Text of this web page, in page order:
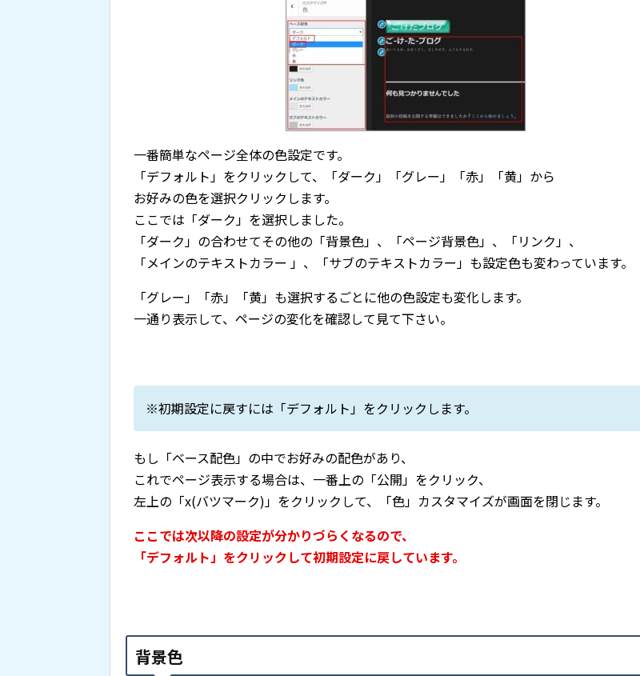
一番簡単なページ全体の色設定です。
「デフォルト」をクリックして、「ダーク」「グレー」「赤」「黄」から
お好みの色を選択クリックします。
ここでは「ダーク」を選択しました。
「ダーク」の合わせてその他の「背景色」、「ページ背景色」、「リンク」、
「メインのテキストカラー 」、「サブのテキストカラー」も設定色も変わっています。
「グレー」「赤」「黄」も選択するごとに他の色設定も変化します。
一通り表示して、ページの変化を確認して見て下さい。
※初期設定に戻すには「デフォルト」をクリックします。
もし「ベース配色」の中でお好みの配色があり、
これでページ表示する場合は、一番上の「公開」をクリック、
左上の「x(バツマーク)」をクリックして、「色」カスタマイズが画面を閉じます。
ここでは次以降の設定が分かりづらくなるので、
「デフォルト」をクリックして初期設定に戻しています。
背景色